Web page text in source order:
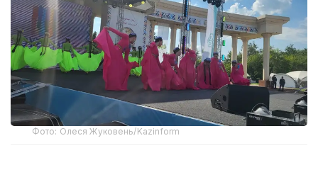
Фото: Олеся Жуковень/Kazinform